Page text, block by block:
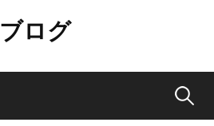
ブログ
検